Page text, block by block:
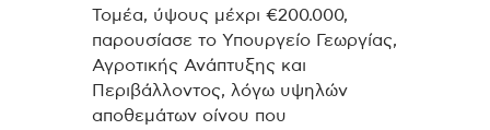
Τομέα, ύψους μέχρι €200.000,
παρουσίασε το Υπουργείο Γεωργίας,
Αγροτικής Ανάπτυξης και
Περιβάλλοντος, λόγω υψηλών
αποθεμάτων οίνου που